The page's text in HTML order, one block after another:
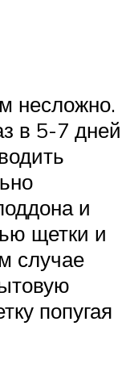
несложно.
в 5-7 дней
и
щетки и
случае
попугая